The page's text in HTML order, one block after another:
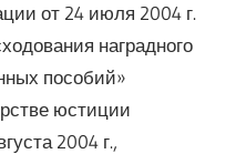
от 24 июля 2004 г.
наградного
пособий»
юстиции
2004 г.,